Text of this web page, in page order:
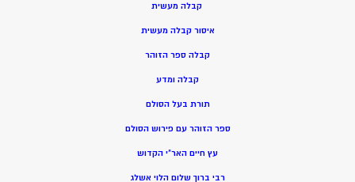
קבלה מעשית
איסור קבלה מעשית
קבלה ספר הזוהר
קבלה ומדע
תורת בעל הסולם
ספר הזוהר עם פירוש הסולם
עץ חיים האר”י הקדוש
רבי ברוך שלום הלוי אשלג